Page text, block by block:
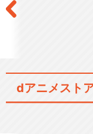
dアニメスト